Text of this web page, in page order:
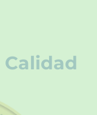
Calidad